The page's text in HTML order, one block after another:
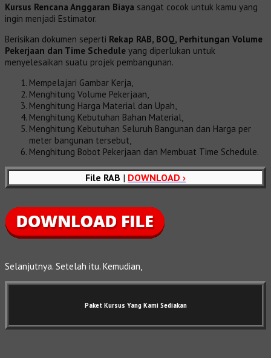
Kursus Rencana Anggaran Biaya sangat cocok untuk kamu yang
ingin menjadi Estimator.
Berisikan dokumen seperti Rekap RAB, BOQ, Perhitungan Volume
Pekerjaan dan Time Schedule yang diperlukan untuk
menyelesaikan suatu projek pembangunan.
Mempelajari Gambar Kerja,
Menghitung Volume Pekerjaan,
Menghitung Harga Material dan Upah,
Menghitung Kebutuhan Bahan Material,
Menghitung Kebutuhan Seluruh Bangunan dan Harga per
meter bangunan tersebut,
Menghitung Bobot Pekerjaan dan Membuat Time Schedule.
File RAB | DOWNLOAD ›
Selanjutnya. Setelah itu. Kemudian,
Paket Kursus Yang Kami Sediakan